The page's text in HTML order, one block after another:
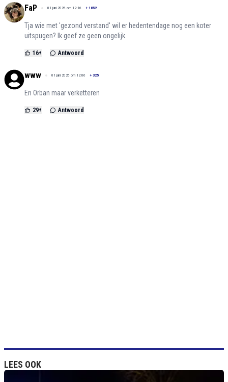
FaP 01 juni 2026 om 12:16 + 1852
Tja wie met 'gezond verstand' wil er hedentendage nog een koter
uitspugen? Ik geef ze geen ongelijk.
16+ Antwoord
www 01 juni 2026 om 12:06 + 325
En Orban maar verketteren
29+ Antwoord
LEES OOK